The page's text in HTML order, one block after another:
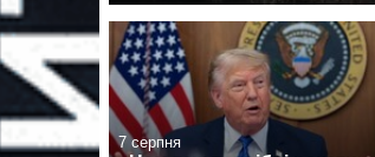
7 серпня